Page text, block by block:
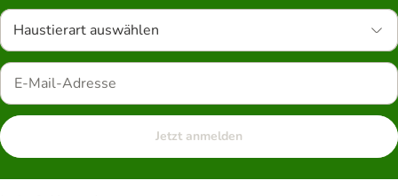
Haustierart auswählen
Jetzt anmelden